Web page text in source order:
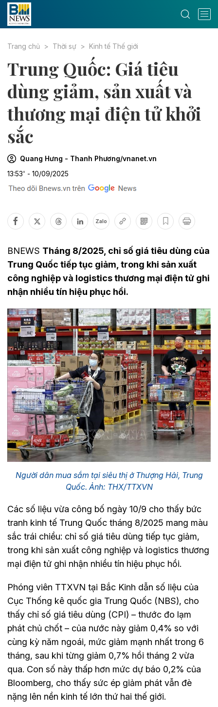
Trang chủ Thời sự Kinh tế Thế giới
Trung Quốc: Giá tiêu
dùng giảm, sản xuất và
thương mại điện tử khởi
sắc
Quang Hưng - Thanh Phương/vnanet.vn
13:53' - 10/09/2025
Zalo
BNEWS Tháng 8/2025, chỉ số giá tiêu dùng của
Trung Quốc tiếp tục giảm, trong khi sản xuất
công nghiệp và logistics thương mại điện tử ghi
nhận nhiều tín hiệu phục hồi.
Người dân mua sắm tại siêu thị ở Thượng Hải, Trung
Quốc. Ảnh: THX/TTXVN
Các số liệu vừa công bố ngày 10/9 cho thấy bức
tranh kinh tế Trung Quốc tháng 8/2025 mang màu
sắc trái chiều: chỉ số giá tiêu dùng tiếp tục giảm,
trong khi sản xuất công nghiệp và logistics thương
mại điện tử ghi nhận nhiều tín hiệu phục hồi.
Phóng viên TTXVN tại Bắc Kinh dẫn số liệu của
Cục Thống kê quốc gia Trung Quốc (NBS), cho
thấy chỉ số giá tiêu dùng (CPI) – thước đo lạm
phát chủ chốt – của nước này giảm 0,4% so với
cùng kỳ năm ngoái, mức giảm mạnh nhất trong 6
tháng, sau khi từng giảm 0,7% hồi tháng 2 vừa
qua. Con số này thấp hơn mức dự báo 0,2% của
Bloomberg, cho thấy sức ép giảm phát vẫn đè
nặng lên nền kinh tế lớn thứ hai thế giới.